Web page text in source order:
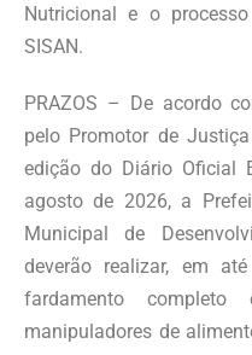
Nutricional e o
SISAN.
PRAZOS – De acordo
pelo Promotor de
edição do Diário Oficial
agosto de 2026, a
Municipal de
deverão realizar, em
fardamento
manipuladores de